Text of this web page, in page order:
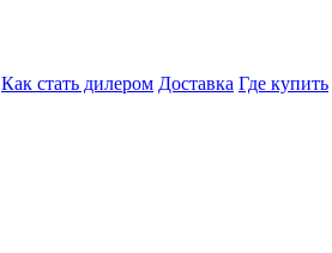
Как стать дилером Доставка Где купить